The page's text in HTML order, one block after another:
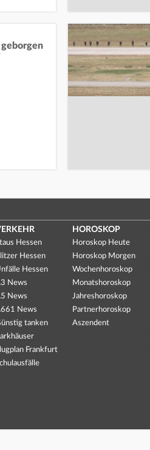
geborgen
Hessen
Hessen
Hessen
News
News
News
tanken
Frankfurt
HOROSKOP
Horoskop Heute
Horoskop Morgen
Wochenhoroskop
Monatshoroskop
Jahreshoroskop
Partnerhoroskop
Aszendent